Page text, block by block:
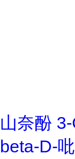
山奈酚
beta-D-